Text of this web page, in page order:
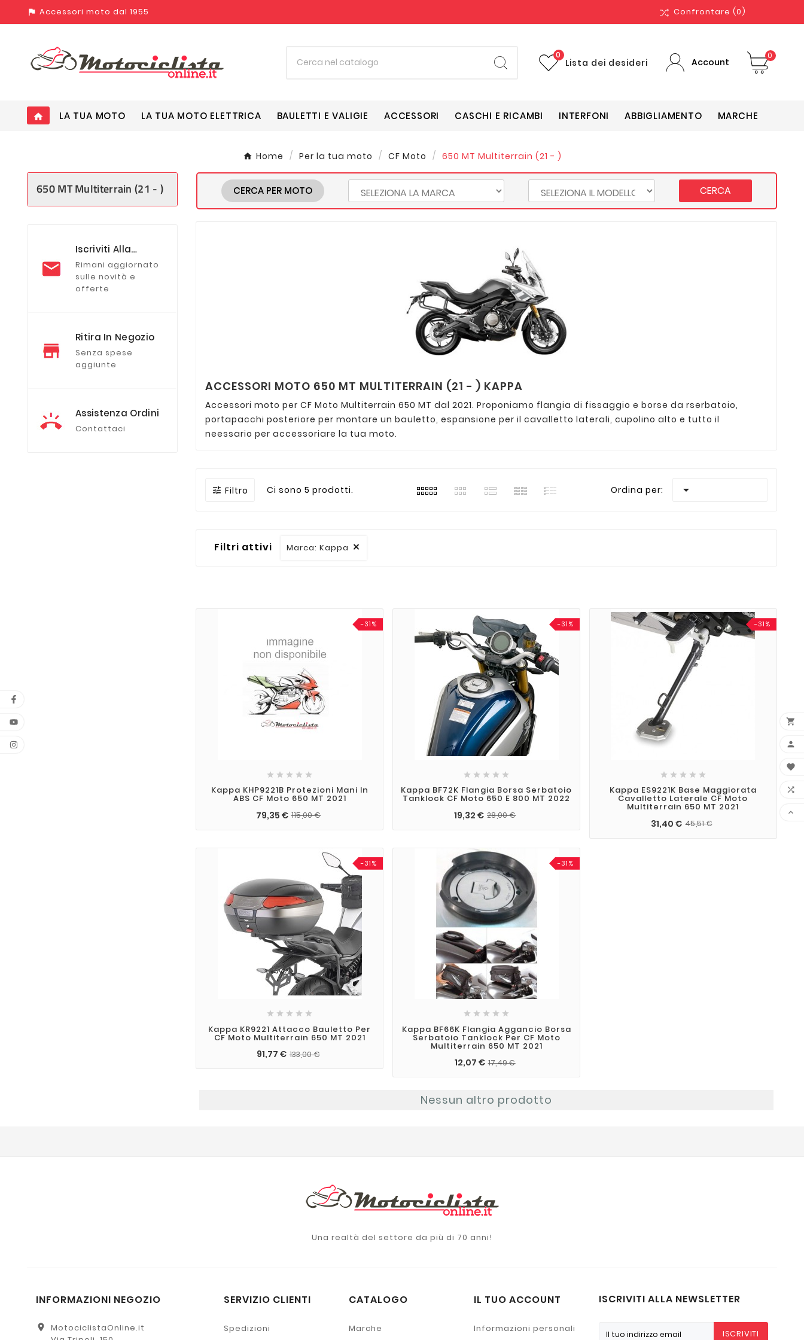
assistant_photo Accessori moto dal 1955 Confrontare (0)
Lista dei desideri
0
Account
0
home LA TUA MOTO LA TUA MOTO ELETTRICA BAULETTI E VALIGIE ACCESSORI CASCHI E RICAMBI INTERFONI ABBIGLIAMENTO MARCHE
Home Per la tua moto CF Moto 650 MT Multiterrain (21 - )
650 MT Multiterrain (21 - )
Iscriviti Alla
Newsletter
Rimani aggiornato
sulle novità e
offerte
Ritira In Negozio
Senza spese
aggiunte
Assistenza Ordini
Contattaci
CERCA PER MOTO CERCA
ACCESSORI MOTO 650 MT MULTITERRAIN (21 - ) KAPPA
Accessori moto per CF Moto Multiterrain 650 MT dal 2021. Proponiamo flangia di fissaggio e borse da rserbatoio,
portapacchi posteriore per montare un bauletto, espansione per il cavalletto laterali, cupolino alto e tutto il
neessario per accessoriare la tua moto.
 Filtro Ci sono 5 prodotti. Ordina per: 
Filtri attivi Marca: Kappa 
-31%
    
Kappa KHP9221B Protezioni Mani In
ABS CF Moto 650 MT 2021
79,35 € 115,00 €
-31%
    
Kappa BF72K Flangia Borsa Serbatoio
Tanklock CF Moto 650 E 800 MT 2022
19,32 € 28,00 €
-31%
    
Kappa ES9221K Base Maggiorata
Cavalletto Laterale CF Moto
Multiterrain 650 MT 2021
31,40 € 45,51 €
-31%
    
Kappa KR9221 Attacco Bauletto Per
CF Moto Multiterrain 650 MT 2021
91,77 € 133,00 €
-31%
    
Kappa BF66K Flangia Aggancio Borsa
Serbatoio Tanklock Per CF Moto
Multiterrain 650 MT 2021
12,07 € 17,49 €
Nessun altro prodotto
Una realtà del settore da più di 70 anni!
INFORMAZIONI NEGOZIO
location_on
MotociclistaOnline.it
SERVIZIO CLIENTI
Spedizioni
CATALOGO
Marche
IL TUO ACCOUNT
Informazioni personali
ISCRIVITI ALLA NEWSLETTER
ISCRIVITI




